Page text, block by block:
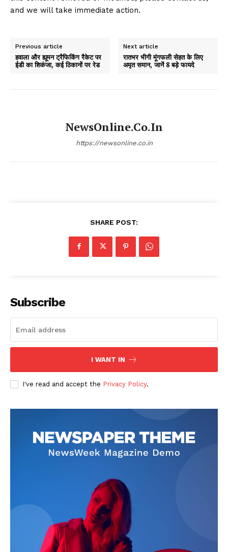
and we will take immediate action.
Previous article
हवाला और ह्यूमन ट्रैफिकिंग रैकेट पर
ईडी का शिकंजा, कई ठिकानों पर रेड
Next article
रातभर भीगी मूंगफली सेहत के लिए
अमृत समान, जानें 8 बड़े फायदे
NewsOnline.co.in
https://newsonline.co.in
SHARE POST:
Subscribe
I WANT IN
I've read and accept the Privacy Policy.